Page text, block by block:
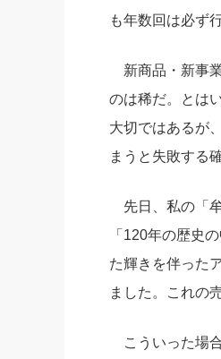
も年数回は必ず
新商品・新事
のは稀だ。とは
大切ではあるが
まうと失敗する
先日、私の「
「120年の歴史
た輝きを伴った
ました。これの
こういった場